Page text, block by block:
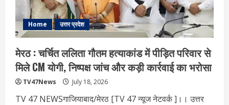
Home उत्तर प्रदेश
मेरठ : चर्चित ललिता गौतम हत्याकांड में पीड़ित परिवार से
मिले CM योगी, निष्पक्ष जांच और कड़ी कार्रवाई का भरोसा
TV47News July 18, 2026
TV 47 NEWSगाजियाबाद/मेरठ [TV 47 न्‍यूज नेटवर्क ]।। उत्तर